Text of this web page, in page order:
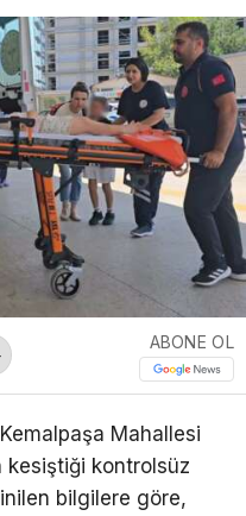
ABONE OL
Mahallesi
kesiştiği kontrolsüz
bilgilere göre,